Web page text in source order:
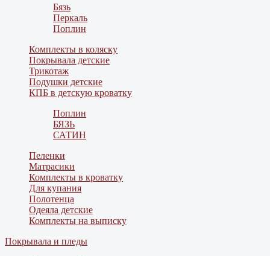
Бязь
Перкаль
Поплин
Комплекты в коляску
Покрывала детские
Трикотаж
Подушки детские
КПБ в детскую кроватку
Поплин
БЯЗЬ
САТИН
Пеленки
Матрасики
Комплекты в кроватку
Для купания
Полотенца
Одеяла детские
Комплекты на выписку
Покрывала и пледы